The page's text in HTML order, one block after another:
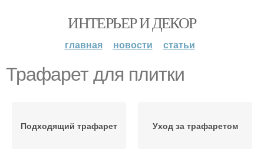
ИНТЕРЬЕР И ДЕКОР
главная новости статьи
Трафарет для плитки
Подходящий трафарет Уход за трафаретом